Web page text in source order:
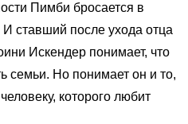
Пимби бросается в
ставший после ухода отца
Искендер понимает, что
семьи. Но понимает он и то,
которого любит